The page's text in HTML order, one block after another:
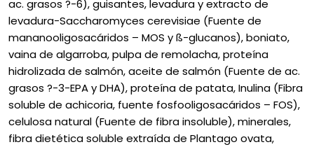
ac. grasos ?-6), guisantes, levadura y extracto de
levadura-Saccharomyces cerevisiae (Fuente de
mananooligosacáridos – MOS y ß-glucanos), boniato,
vaina de algarroba, pulpa de remolacha, proteína
hidrolizada de salmón, aceite de salmón (Fuente de ac.
grasos ?-3-EPA y DHA), proteína de patata, Inulina (Fibra
soluble de achicoria, fuente fosfooligosacáridos – FOS),
celulosa natural (Fuente de fibra insoluble), minerales,
fibra dietética soluble extraída de Plantago ovata,